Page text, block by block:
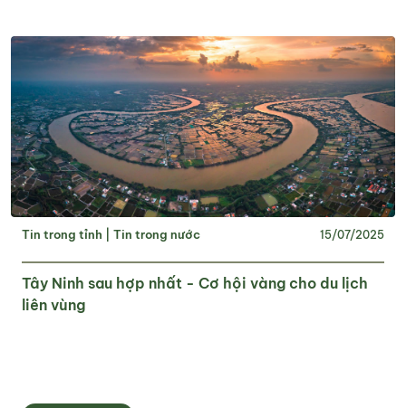
Tin trong tỉnh Tin trong nước 15/07/2025
Tây Ninh sau hợp nhất - Cơ hội vàng cho du lịch
liên vùng